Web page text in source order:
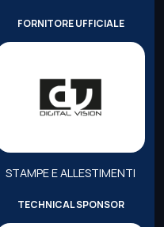
FORNITORE UFFICIALE
STAMPE E ALLESTIMENTI
TECHNICAL SPONSOR